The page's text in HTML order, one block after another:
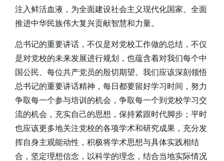
注入鲜活血液，为全面建设社会主义现代化国家、全面
推进中华民族伟大复兴贡献智慧和力量。
总书记的重要讲话，不仅是对党校工作做的总结，不仅
是对党校的未来发展进行规划，也蕴含着对我们每个中
国公民、每位共产党员的殷切期望。我们应该深刻领悟
总书记的重要讲话精神，每日都要留好学习时间，努力
争取每一个参与培训的机会，争取每一个到党校学习交
流的机会，充实自己的思想，保持紧跟时代脚步；平时
也应该更多地关注党校的各项学术和研究成果，充分发
挥自身主观能动性，积极将学术思想与具体实践相结
合，坚定理想信念，以科学的理念，结合当地实际情况